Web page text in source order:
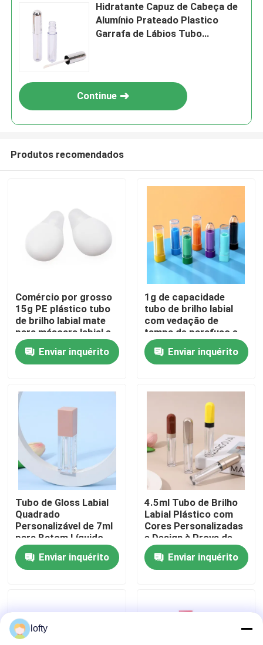
Casa
Produtos
Excursão da fábrica
Controle da qualidade
Contacte-nos
Notícia
mini pulverizador do disparador
Hidratante Capuz de Cabeça de
Alumínio Prateado Plastico
Garrafa de Lábios Tubo
Continue
Produtos recomendados
Comércio por grosso
15g PE plástico tubo
de brilho labial mate
para máscara labial e
embalagens
cosméticasEnviar inquérito
1g de capacidade
tubo de brilho labial
com vedação de
tampa de parafuso e
design personalizável
para aplicação
precisa
Enviar inquérito
Tubo de Gloss Labial
Quadrado
Personalizável de 7ml
para Batom Líquido
Enviar inquérito
4.5ml Tubo de Brilho
Labial Plástico com
Cores Personalizadas
e Design à Prova de
Vazamento para
Produtos de Cuidados
Labiais
Enviar inquérito
lofty